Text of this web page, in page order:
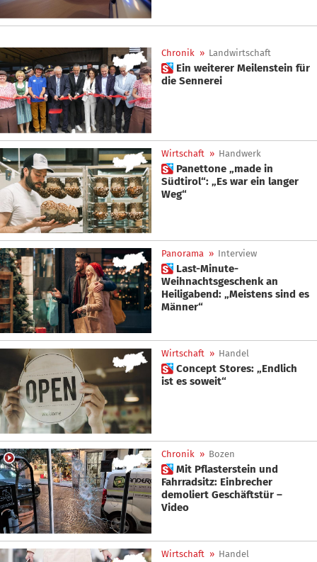
Chronik » Landwirtschaft
 Ein weiterer Meilenstein für
die Sennerei
Wirtschaft » Handwerk
 Panettone „made in
Südtirol“: „Es war ein langer
Weg“
Panorama » Interview
 Last-Minute-
Weihnachtsgeschenk an
Heiligabend: „Meistens sind es
Männer“
Wirtschaft » Handel
 Concept Stores: „Endlich
ist es soweit“
Chronik » Bozen
 Mit Pflasterstein und
Fahrradsitz: Einbrecher
demoliert Geschäftstür –
Video
Wirtschaft » Handel